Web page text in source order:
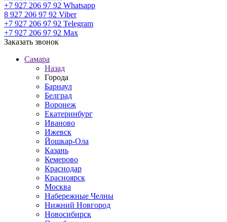
+7 927 206 97 92 Whatsapp
8 927 206 97 92 Viber
+7 927 206 97 92 Telegram
+7 927 206 97 92 Max
Заказать звонок
Самара
Назад
Города
Барнаул
Белград
Воронеж
Екатеринбург
Иваново
Ижевск
Йошкар-Ола
Казань
Кемерово
Краснодар
Красноярск
Москва
Набережные Челны
Нижний Новгород
Новосибирск